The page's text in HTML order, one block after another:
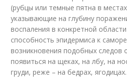
(рубцы или темные пятна в
указывающие на глубину
воспаления в конкретной
способность эпидермиса к
возникновения подобных следов
появиться на щеках, на лбу, на
груди, реже – на бедрах, ягодицах.